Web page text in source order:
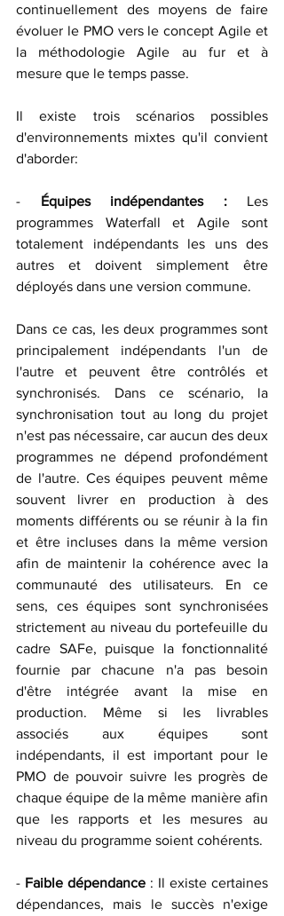
continuellement des moyens de faire
évoluer le PMO vers le concept Agile et
la méthodologie Agile au fur et à
mesure que le temps passe.
Il existe trois scénarios possibles
d'environnements mixtes qu'il convient
d'aborder:
- Équipes indépendantes : Les
programmes Waterfall et Agile sont
totalement indépendants les uns des
autres et doivent simplement être
déployés dans une version commune.
Dans ce cas, les deux programmes sont
principalement indépendants l'un de
l'autre et peuvent être contrôlés et
synchronisés. Dans ce scénario, la
synchronisation tout au long du projet
n'est pas nécessaire, car aucun des deux
programmes ne dépend profondément
de l'autre. Ces équipes peuvent même
souvent livrer en production à des
moments différents ou se réunir à la fin
et être incluses dans la même version
afin de maintenir la cohérence avec la
communauté des utilisateurs. En ce
sens, ces équipes sont synchronisées
strictement au niveau du portefeuille du
cadre SAFe, puisque la fonctionnalité
fournie par chacune n'a pas besoin
d'être intégrée avant la mise en
production. Même si les livrables
associés aux équipes sont
indépendants, il est important pour le
PMO de pouvoir suivre les progrès de
chaque équipe de la même manière afin
que les rapports et les mesures au
niveau du programme soient cohérents.
- Faible dépendance : Il existe certaines
dépendances, mais le succès n'exige